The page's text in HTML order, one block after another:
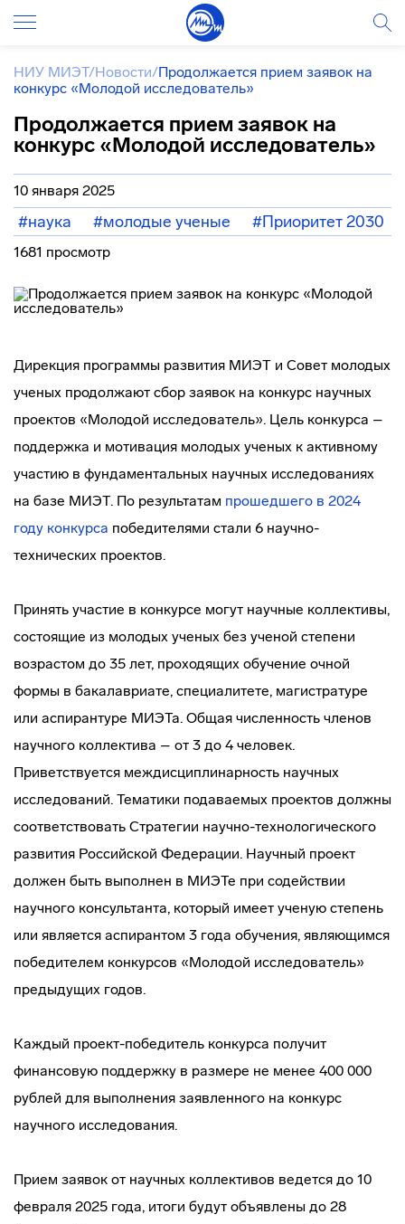
НИУ МИЭТ/Новости/Продолжается прием заявок на
конкурс «Молодой исследователь»
Продолжается прием заявок на
конкурс «Молодой исследователь»
10 января 2025
#наука #молодые ученые #Приоритет 2030
1681 просмотр
Дирекция программы развития МИЭТ и Совет молодых
ученых продолжают сбор заявок на конкурс научных
проектов «Молодой исследователь». Цель конкурса –
поддержка и мотивация молодых ученых к активному
участию в фундаментальных научных исследованиях
на базе МИЭТ. По результатам прошедшего в 2024
году конкурса победителями стали 6 научно-
технических проектов.
Принять участие в конкурсе могут научные коллективы,
состоящие из молодых ученых без ученой степени
возрастом до 35 лет, проходящих обучение очной
формы в бакалавриате, специалитете, магистратуре
или аспирантуре МИЭТа. Общая численность членов
научного коллектива – от 3 до 4 человек.
Приветствуется междисциплинарность научных
исследований. Тематики подаваемых проектов должны
соответствовать Стратегии научно-технологического
развития Российской Федерации. Научный проект
должен быть выполнен в МИЭТе при содействии
научного консультанта, который имеет ученую степень
или является аспирантом 3 года обучения, являющимся
победителем конкурсов «Молодой исследователь»
предыдущих годов.
Каждый проект-победитель конкурса получит
финансовую поддержку в размере не менее 400 000
рублей для выполнения заявленного на конкурс
научного исследования.
Прием заявок от научных коллективов ведется до 10
февраля 2025 года, итоги будут объявлены до 28